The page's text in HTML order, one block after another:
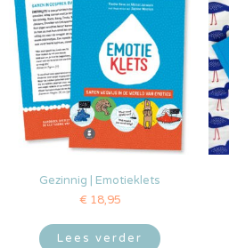
Gezinnig | Emotieklets
€ 18,95
Lees verder